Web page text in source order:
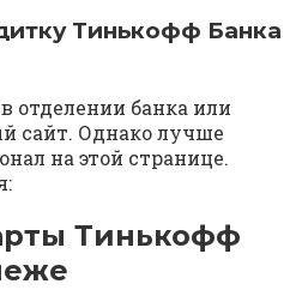
Тинькофф Банка
отделении банка или
сайт. Однако лучше
на этой странице.
Тинькофф